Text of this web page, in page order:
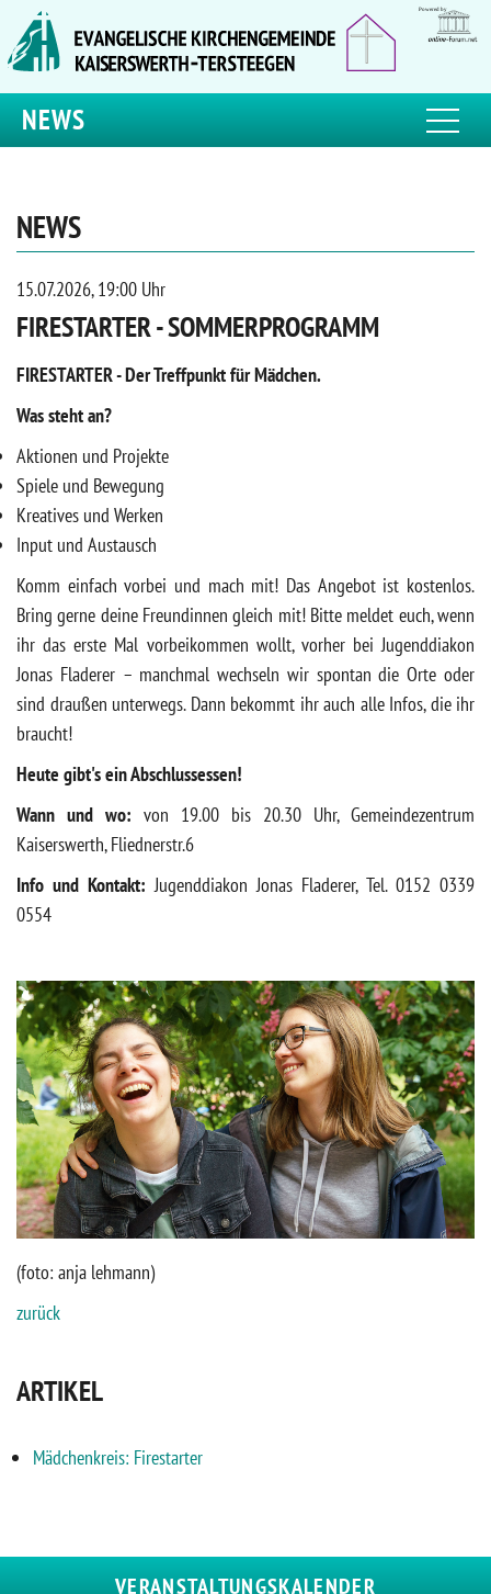
NEWS
NEWS
15.07.2026, 19:00 Uhr
FIRESTARTER - SOMMERPROGRAMM
FIRESTARTER - Der Treffpunkt für Mädchen.
Was steht an?
Aktionen und Projekte
Spiele und Bewegung
Kreatives und Werken
Input und Austausch
Komm einfach vorbei und mach mit! Das Angebot ist kostenlos.
Bring gerne deine Freundinnen gleich mit! Bitte meldet euch, wenn
ihr das erste Mal vorbeikommen wollt, vorher bei Jugenddiakon
Jonas Fladerer – manchmal wechseln wir spontan die Orte oder
sind draußen unterwegs. Dann bekommt ihr auch alle Infos, die ihr
braucht!
Heute gibt's ein Abschlussessen!
Wann und wo: von 19.00 bis 20.30 Uhr, Gemeindezentrum
Kaiserswerth, Fliednerstr.6
Info und Kontakt: Jugenddiakon Jonas Fladerer, Tel. 0152 0339
0554
(foto: anja lehmann)
zurück
ARTIKEL
Mädchenkreis: Firestarter
VERANSTALTUNGSKALENDER